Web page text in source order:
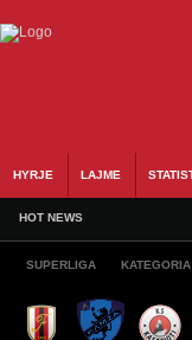
HYRJE LAJME
HOT NEWS
SUPERLIGA KATEGORIA